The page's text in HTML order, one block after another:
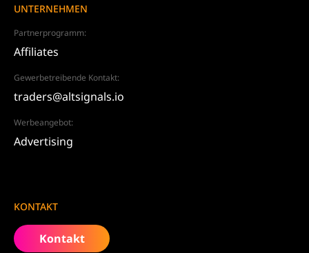
UNTERNEHMEN
Partnerprogramm:
Affiliates
Gewerbetreibende Kontakt:
traders@altsignals.io
Werbeangebot:
Advertising
KONTAKT
Kontakt